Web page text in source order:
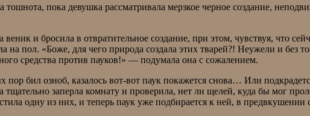
пока девушка рассматривала мерзкое черное создание,
и бросила в отвратительное создание, при этом, чувствуя, что
на пол. «Боже, для чего природа создала этих тварей?! Неужели и без
средства против пауков!» — подумала она с сожалением.
пор бил озноб, казалось вот-вот паук покажется снова… Или
заперла комнату и проверила, нет ли щелей, куда бы мог
одну из них, и теперь паук уже подбирается к ней, в